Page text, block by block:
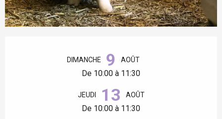
DIMANCHE 9 AOÛT
De 10:00 à 11:30
JEUDI 13 AOÛT
De 10:00 à 11:30